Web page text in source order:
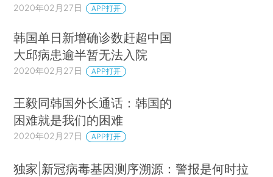
2020年02月27日 APP打开
韩国单日新增确诊数赶超中国
大邱病患逾半暂无法入院
2020年02月27日 APP打开
王毅同韩国外长通话：韩国的
困难就是我们的困难
2020年02月27日 APP打开
独家|新冠病毒基因测序溯源：警报是何时拉